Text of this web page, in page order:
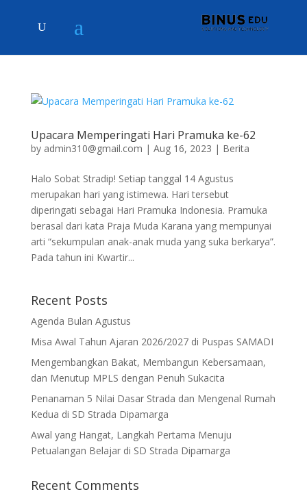
Upacara Memperingati Hari Pramuka ke-62
by admin310@gmail.com | Aug 16, 2023 | Berita
Halo Sobat Stradip! Setiap tanggal 14 Agustus
merupakan hari yang istimewa. Hari tersebut
diperingati sebagai Hari Pramuka Indonesia. Pramuka
berasal dari kata Praja Muda Karana yang mempunyai
arti “sekumpulan anak-anak muda yang suka berkarya”.
Pada tahun ini Kwartir...
Recent Posts
Agenda Bulan Agustus
Misa Awal Tahun Ajaran 2026/2027 di Puspas SAMADI
Mengembangkan Bakat, Membangun Kebersamaan,
dan Menutup MPLS dengan Penuh Sukacita
Penanaman 5 Nilai Dasar Strada dan Mengenal Rumah
Kedua di SD Strada Dipamarga
Awal yang Hangat, Langkah Pertama Menuju
Petualangan Belajar di SD Strada Dipamarga
Recent Comments